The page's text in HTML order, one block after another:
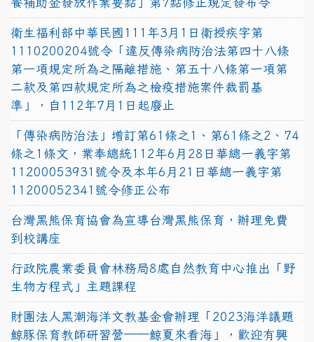
衛生福利部中華民國111年3月1日衛授疾字第
1110200204號令「違反傳染病防治法第四十八條
第一項規定所為之隔離措施、第五十八條第一項第
二款及第四款規定所為之檢疫措施案件裁罰基
準」，自112年7月1日起廢止
「傳染病防治法」增訂第61條之1、第61條之2、74
條之1條文，業奉總統112年6月28日華總一義字第
11200053931號令及本年6月21日華總一義字第
11200052341號令修正公布
台灣黑熊保育協會為宣導台灣黑熊保育，辦理免費
到校講座
行政院農業委員會林務局8處自然教育中心推出「野
生物方程式」主題課程
財團法人黑潮海洋文教基金會辦理「2023海洋議題
鯨豚保育教師研習營──鯨夏來看海」，歡迎有興